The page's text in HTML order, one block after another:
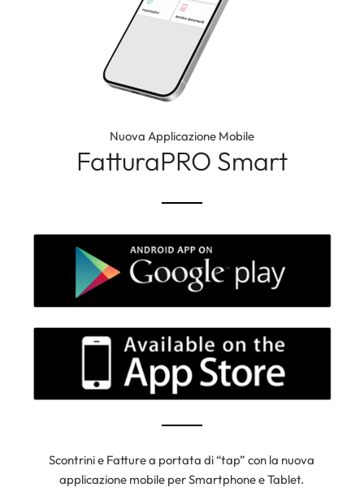
Nuova Applicazione Mobile
FatturaPRO Smart
Scontrini e Fatture a portata di “tap” con la nuova
applicazione mobile per Smartphone e Tablet.